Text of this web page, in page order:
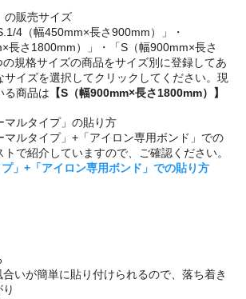
の販売サイズ
4（幅450mm×長さ900mm）」・
長さ1800mm）」・「S（幅900mm×長さ
規格サイズの商品をサイズ別に登録してあ
サイズを選択してクリックしてください。現
る商品は 【S（幅900mm×長さ1800mm）】
マルタイプ」の貼り方
マルタイプ」+「アイロン専用ボンド」での
で紹介していますので、ご確認ください。
プ」+「アイロン専用ボンド」での貼り方
いが簡単に貼り付けられるので、落ち着き